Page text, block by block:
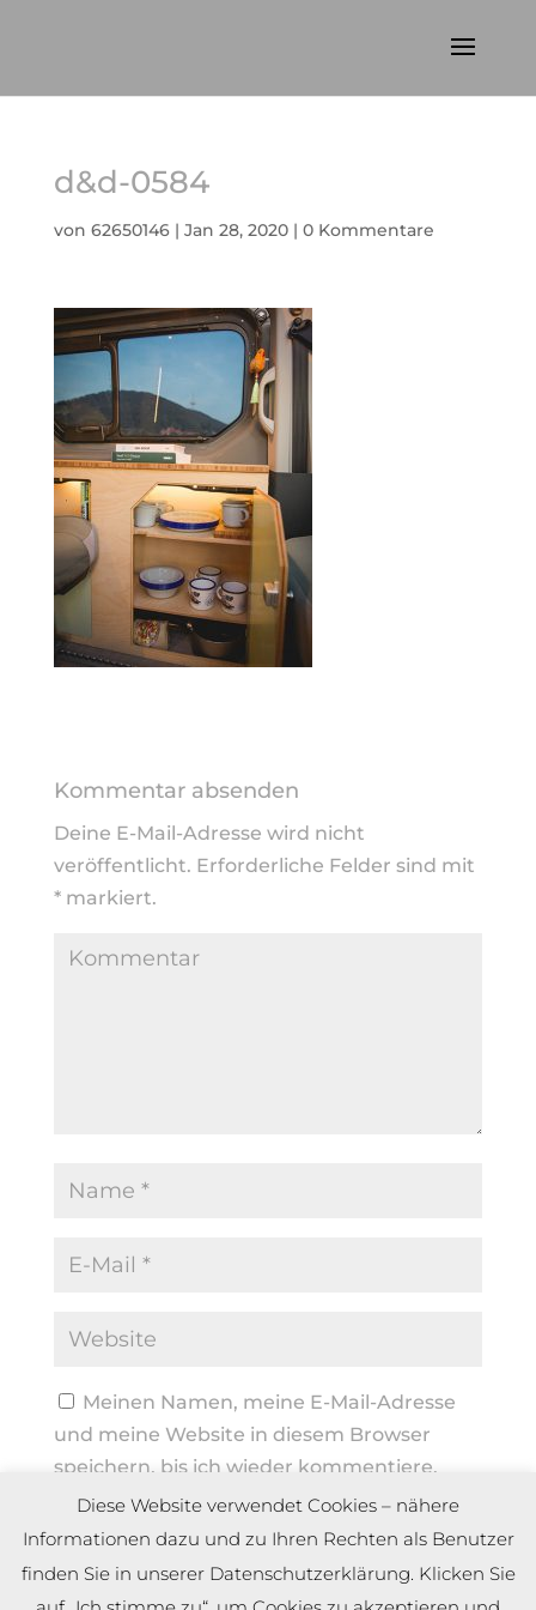
d&d-0584
von 62650146| Jan 28, 2020| 0 Kommentare
Kommentar absenden
Deine E-Mail-Adresse wird nicht
veröffentlicht. Erforderliche Felder sind mit
*markiert.
Meinen Namen, meine E-Mail-Adresse
und meine Website in diesem Browser
speichern, bis ich wieder kommentiere.
Diese Website verwendet Cookies – nähere
Informationen dazu und zu Ihren Rechten als Benutzer
finden Sie in unserer Datenschutzerklärung. Klicken Sie